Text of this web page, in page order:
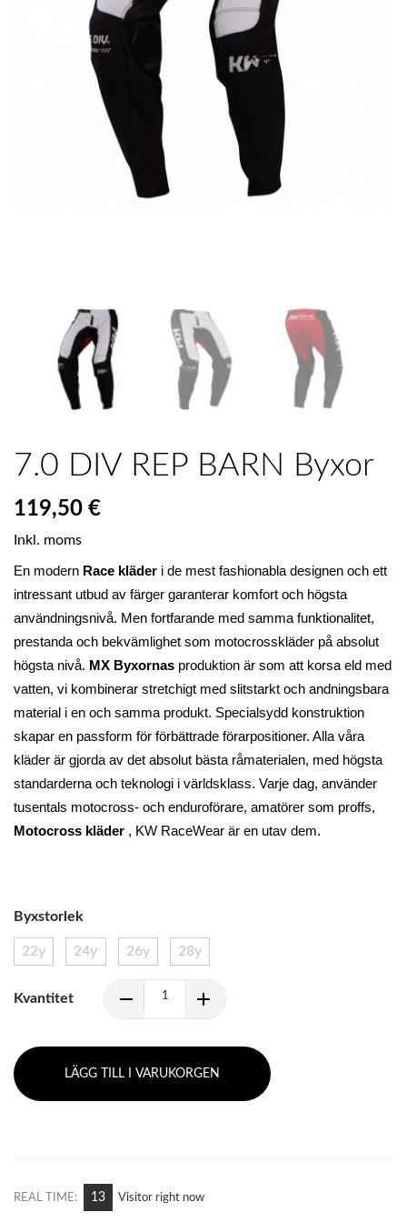
7.0 DIV REP BARN Byxor
119,50 €
Inkl. moms
En modern Race kläder i de mest fashionabla designen och ett
intressant utbud av färger garanterar komfort och högsta
användningsnivå. Men fortfarande med samma funktionalitet,
prestanda och bekvämlighet som motocrosskläder på absolut
högsta nivå. MX Byxornas produktion är som att korsa eld med
vatten, vi kombinerar stretchigt med slitstarkt och andningsbara
material i en och samma produkt. Specialsydd konstruktion
skapar en passform för förbättrade förarpositioner. Alla våra
kläder är gjorda av det absolut bästa råmaterialen, med högsta
standarderna och teknologi i världsklass. Varje dag, använder
Motocross kläder , KW RaceWear är en utav dem.
Byxstorlek
22y 24y 26y 28y
Kvantitet
LÄGG TILL I VARUKORGEN
REAL TIME: 12 Visitor right now